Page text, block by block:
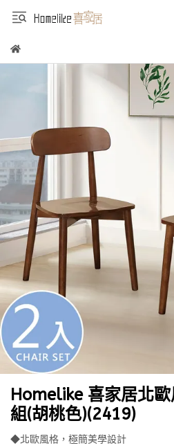
Homelike 喜家居北
組(胡桃色)(2419)
◆北歐風格，極簡美學設計